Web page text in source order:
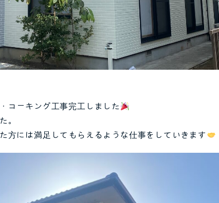
コーキング工事完工しました
。
方には満足してもらえるような仕事をしていきます